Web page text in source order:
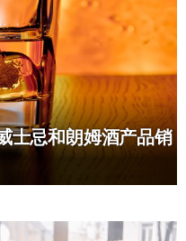
士忌和朗姆酒产品销